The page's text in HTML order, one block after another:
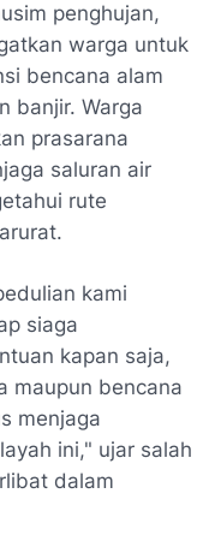
penghujan,
warga untuk
bencana alam
banjir. Warga
prasarana
saluran air
rute
kami
siaga
kapan saja,
maupun bencana
menjaga
ini," ujar salah
dalam